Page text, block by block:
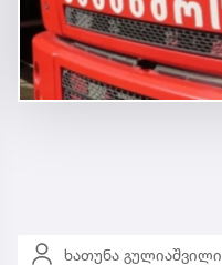
ხათუნა გულიაშვილი